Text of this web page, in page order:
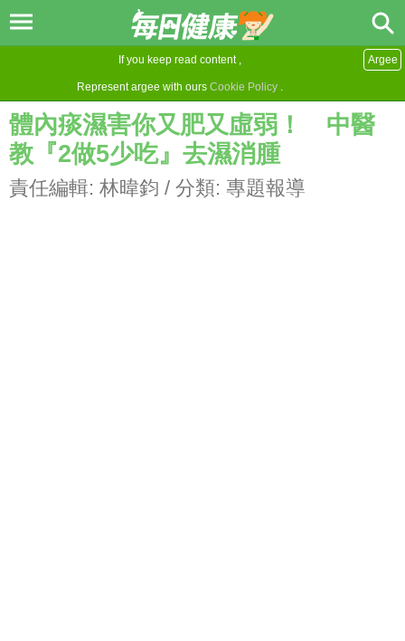
If you keep read content ,
Represent argee with ours Cookie Policy .
Argee
體內痰濕害你又肥又虛弱！ 中醫
教『2做5少吃』去濕消腫
責任編輯: 林暐鈞 / 分類: 專題報導